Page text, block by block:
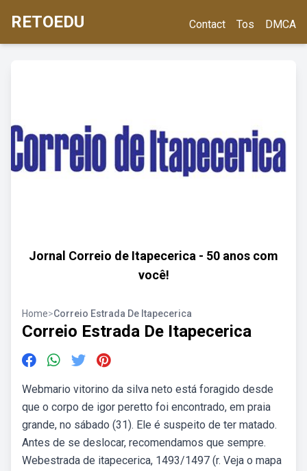
RETOEDU Contact Tos DMCA
Jornal Correio de Itapecerica - 50 anos com
você!
Home>Correio Estrada De Itapecerica
Correio Estrada De Itapecerica
Webmario vitorino da silva neto está foragido desde
que o corpo de igor peretto foi encontrado, em praia
grande, no sábado (31). Ele é suspeito de ter matado.
Antes de se deslocar, recomendamos que sempre.
Webestrada de itapecerica, 1493/1497 (r. Veja o mapa